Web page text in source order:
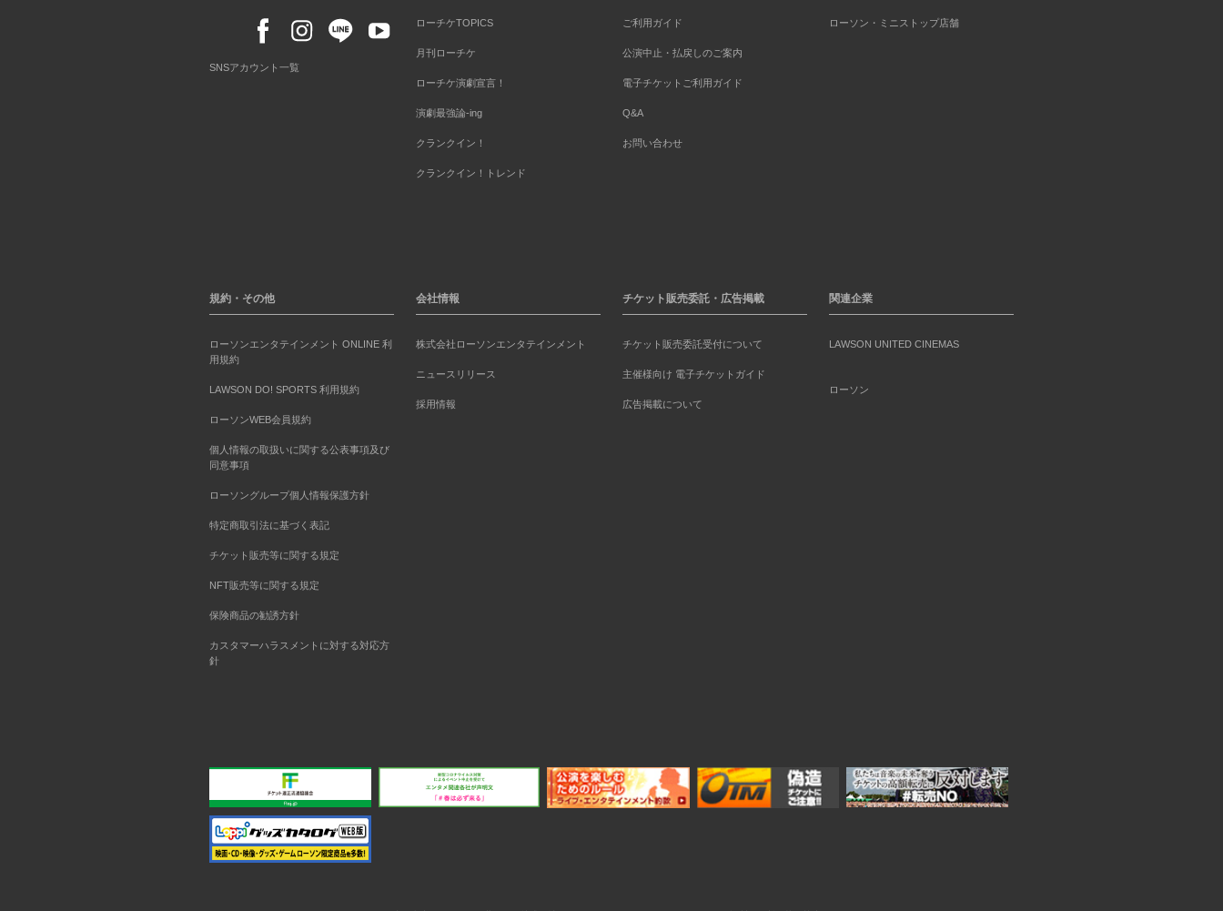
SNSアカウント一覧
ローチケTOPICS
月刊ローチケ
ローチケ演劇宣言！
演劇最強論-ing
クランクイン！
クランクイン！トレンド
ご利用ガイド
公演中止・払戻しのご案内
電子チケットご利用ガイド
Q&A
お問い合わせ
ローソン・ミニストップ店舗
規約・その他
ローソンエンタテインメント ONLINE 利
用規約
LAWSON DO! SPORTS 利用規約
ローソンWEB会員規約
個人情報の取扱いに関する公表事項及び
同意事項
ローソングループ個人情報保護方針
特定商取引法に基づく表記
チケット販売等に関する規定
NFT販売等に関する規定
保険商品の勧誘方針
カスタマーハラスメントに対する対応方
針
会社情報
株式会社ローソンエンタテインメント
ニュースリリース
採用情報
チケット販売委託・広告掲載
チケット販売委託受付について
主催様向け 電子チケットガイド
広告掲載について
関連企業
LAWSON UNITED CINEMAS
ローソン